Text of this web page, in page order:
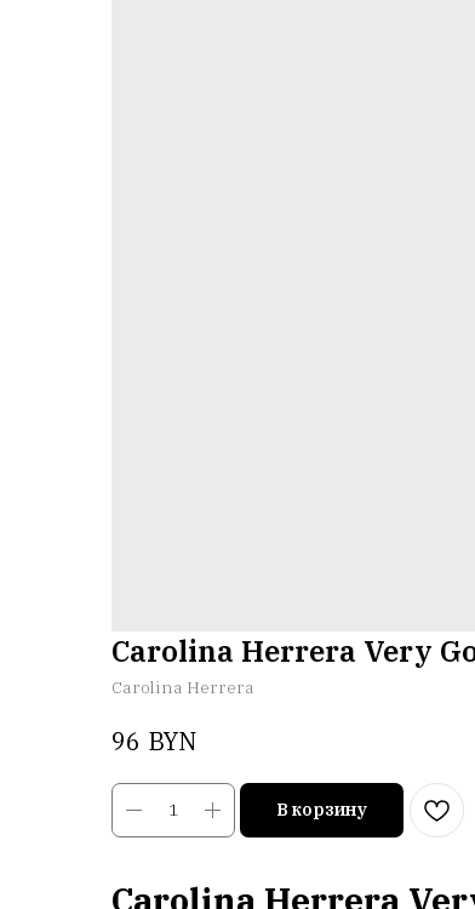
Carolina Herrera Very
Carolina Herrera
96 BYN
В корзину
Carolina Herrera